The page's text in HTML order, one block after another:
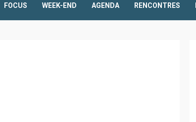
FOCUS WEEK-END AGENDA RENCONTRES